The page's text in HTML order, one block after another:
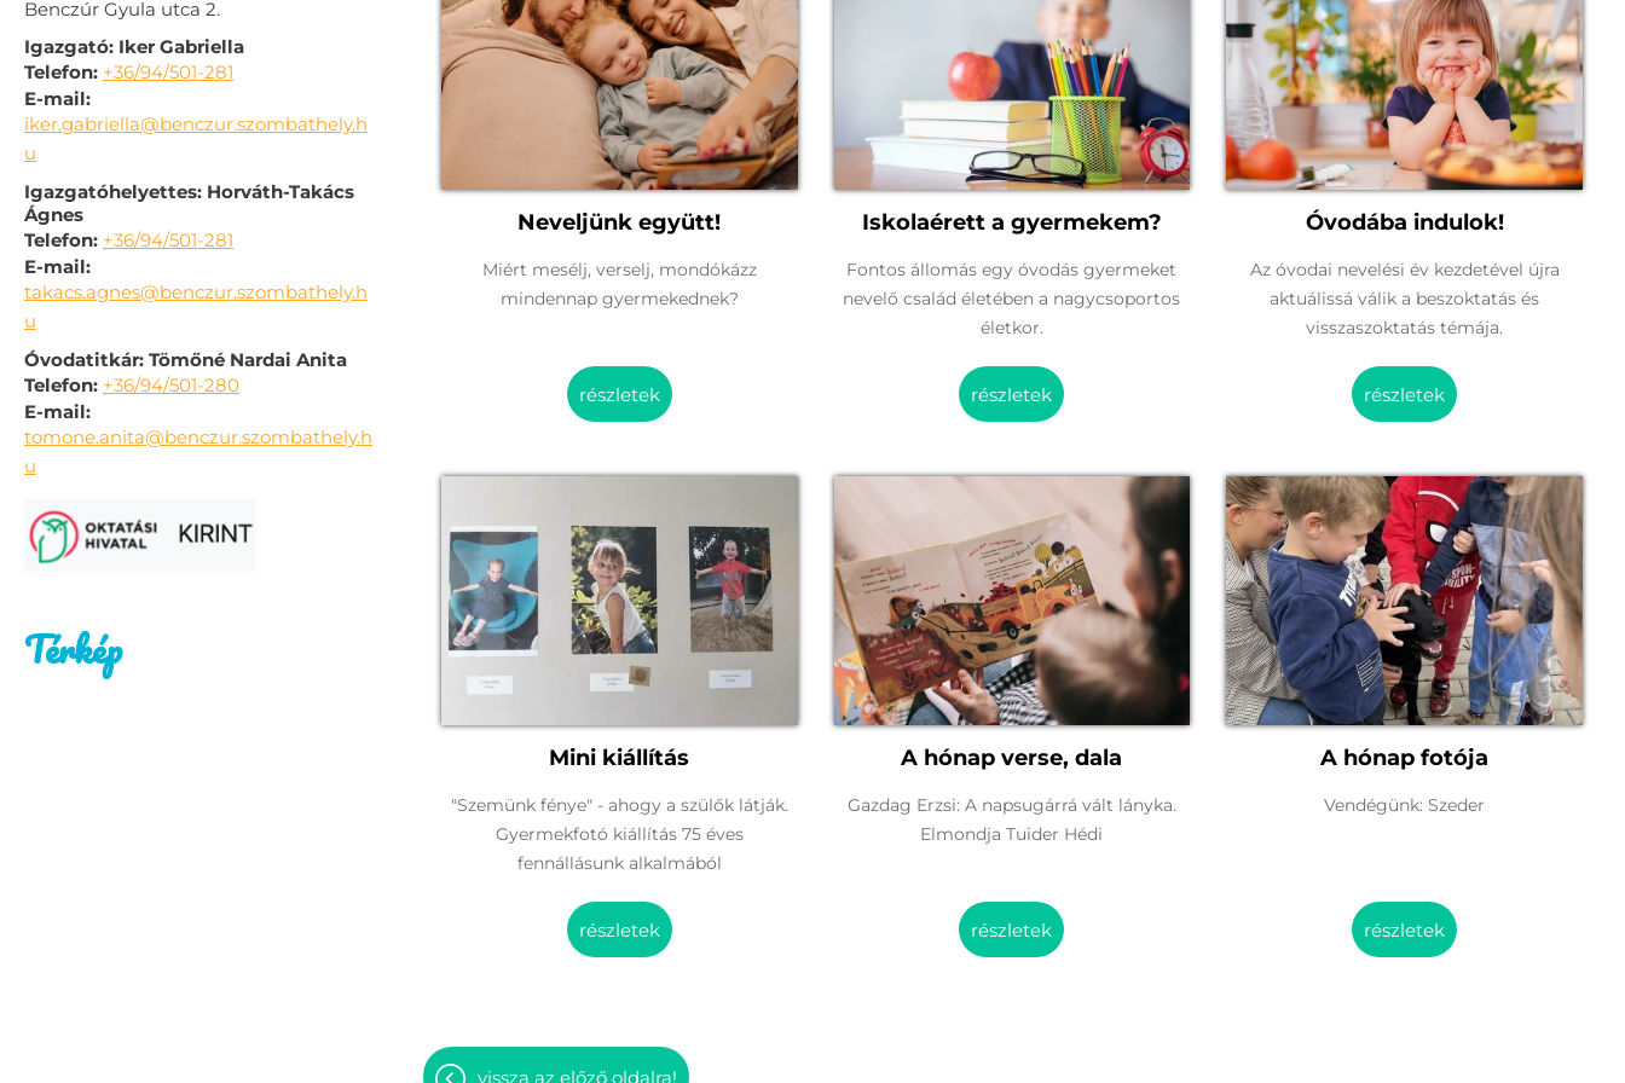
Benczúr Gyula utca 2.
Igazgató: Iker Gabriella
Telefon: +36/94/501-281
E-mail:
iker.gabriella@benczur.szombathely.h
u
Igazgatóhelyettes: Horváth-Takács
Ágnes
Telefon: +36/94/501-281
E-mail:
takacs.agnes@benczur.szombathely.h
u
Óvodatitkár: Tömőné Nardai Anita
Telefon: +36/94/501-280
E-mail:
tomone.anita@benczur.szombathely.h
u
Térkép
Neveljünk együtt!
Miért mesélj, verselj, mondókázz
mindennap gyermekednek?
részletek
Iskolaérett a gyermekem?
Fontos állomás egy óvodás gyermeket
nevelő család életében a nagycsoportos
életkor.
részletek
Óvodába indulok!
Az óvodai nevelési év kezdetével újra
aktuálissá válik a beszoktatás és
visszaszoktatás témája.
részletek
Mini kiállítás
"Szemünk fénye" - ahogy a szülők látják.
Gyermekfotó kiállítás 75 éves
fennállásunk alkalmából
részletek
A hónap verse, dala
Gazdag Erzsi: A napsugárrá vált lányka.
Elmondja Tuider Hédi
részletek
A hónap fotója
Vendégünk: Szeder
részletek
vissza az előző oldalra!